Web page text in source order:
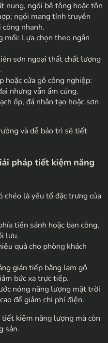
nung, ngói bê tông hoặc tôn
ngói mang tính truyền
nhanh.
mối: Lựa chọn theo ngân
sơn ngoại thất chất lượng
hoặc cửa gỗ công nghiệp:
nhưng vẫn ấm cúng.
ốp, đá nhân tạo hoặc sơn
và dễ bảo trì sẽ tiết
pháp tiết kiệm năng
là yếu tố đặc trưng của
tiền sảnh hoặc ban công,
lưu.
quả cho phòng khách
gián tiếp bằng lam gỗ
bức xạ trực tiếp.
nóng năng lượng mặt trời
để giảm chi phí điện.
kiệm năng lượng mà còn
sản.